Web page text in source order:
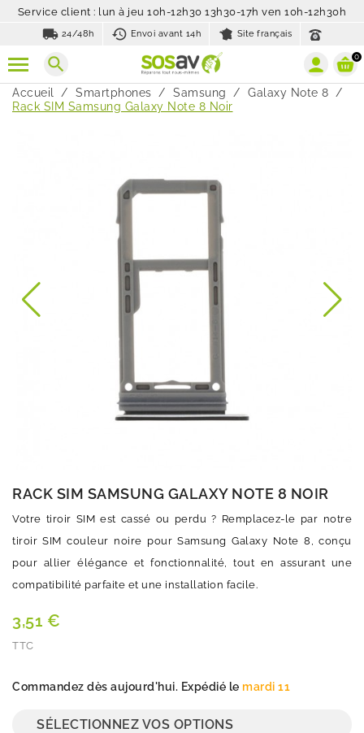
Service client : lun à jeu 10h-12h30 13h30-17h ven 10h-12h30h
local_shipping 24/48h history_toggle_off
Envoi avant 14h Site français
search 0
Accueil Smartphones Samsung
Galaxy Note 8
Rack SIM Samsung Galaxy Note 8 Noir
RACK SIM SAMSUNG GALAXY NOTE 8 NOIR
Votre tiroir SIM est cassé ou perdu ? Remplacez-le par notre
tiroir SIM couleur noire pour Samsung Galaxy Note 8, conçu
pour allier élégance et fonctionnalité, tout en assurant une
compatibilité parfaite et une installation facile.
3,51 €
TTC
Commandez dès aujourd'hui. Expédié le mardi 11
SÉLECTIONNEZ VOS OPTIONS